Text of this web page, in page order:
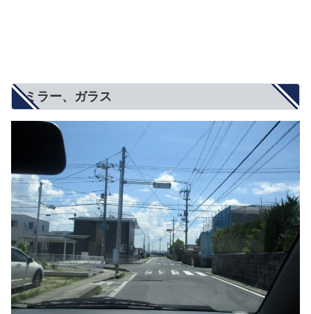
ミラー、ガラス